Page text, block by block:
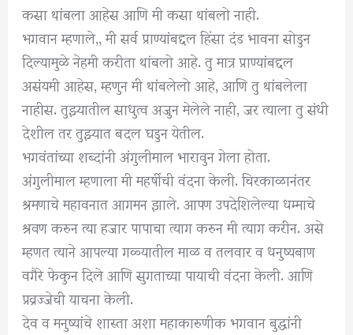
कसा थांबला आहेस आणि मी कसा थांबलो नाही.
भगवान म्हणाले,, मी सर्व प्राण्यांबद्दल हिंसा दंड भावना सोडुन
दिल्यामुळे नेहमी करीता थांबलो आहे. तु मात्र प्राण्यांबद्दल
असंयमी आहेस, म्हणुन मी थांबलेलो आहे, आणि तु थांबलेला
नाहीस. तुझ्यातील साधुत्व अजुन मेलेले नाही, जर त्याला तु संधी
देशील तर तुझ्यात बदल घडुन येतील.
भगवंतांच्या शब्दांनी अंगुलीमाल भारावुन गेला होता.
अंगुलीमाल म्हणाला मी महर्षीची वंदना केली. चिरकाळानंतर
श्रमणाचे महावनात आगमन झाले. आपण उपदेशिलेल्या धम्माचे
श्रवण करुन त्या हजार पापाचा त्याग करुन मी त्याग करीन. असे
म्हणत त्याने आपल्या गळ्यातील माळ व तलवार व धनुष्यबाण
वगैरे फेकुन दिले आणि सुगताच्या पायाची वंदना केली. आणि
प्रव्रज्जेची याचना केली.
देव व मनुष्यांचे शास्ता अशा महाकारुणीक भगवान बुद्धांनी